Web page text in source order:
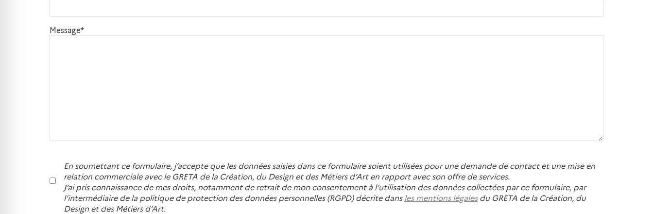
Message*
En soumettant ce formulaire, j’accepte que les données saisies dans ce formulaire soient utilisées pour une demande de contact et une mise en
relation commerciale avec le GRETA de la Création, du Design et des Métiers d’Art en rapport avec son offre de services.
J’ai pris connaissance de mes droits, notamment de retrait de mon consentement à l’utilisation des données collectées par ce formulaire, par
l’intermédiaire de la politique de protection des données personnelles (RGPD) décrite dansles mentions légalesdu GRETA de la Création, du
Design et des Métiers d’Art.